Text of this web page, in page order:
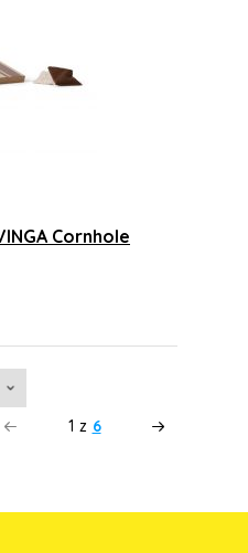
Cornhole
1 z 6